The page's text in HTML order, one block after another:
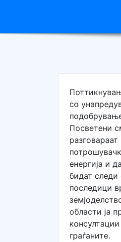
со
Посветени
енергија и
бидат
последици
области ја
граѓаните.